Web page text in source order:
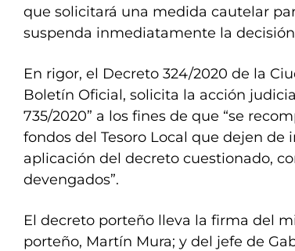
que solicitará una medida cautelar
suspenda inmediatamente la
En rigor, el Decreto 324/2020 de la
Boletín Oficial, solicita la acción
735/2020” a los fines de que “se
fondos del Tesoro Local que dejen de
aplicación del decreto cuestionado,
devengados”.
El decreto porteño lleva la firma del
porteño, Martín Mura; y del jefe de